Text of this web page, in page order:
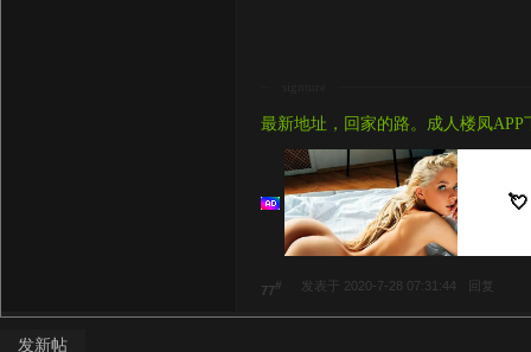
最新地址，回家的路。成人楼凤APP
77# 发表于 2020-7-28 07:31:44 回复
发新帖